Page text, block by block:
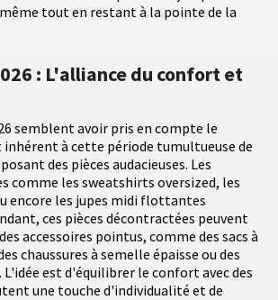
tout en restant à la pointe de la
: L'alliance du confort et
semblent avoir pris en compte le
à cette période tumultueuse de
des pièces audacieuses. Les
comme les sweatshirts oversized, les
encore les jupes midi flottantes
ces pièces décontractées peuvent
accessoires pointus, comme des sacs à
chaussures à semelle épaisse ou des
est d'équilibrer le confort avec des
une touche d'individualité et de